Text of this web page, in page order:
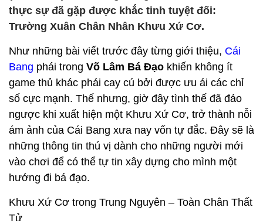
thực sự đã gặp được khắc tinh tuyệt đối:
Trường Xuân Chân Nhân Khưu Xứ Cơ.
Như những bài viết trước đây từng giới thiệu, Cái
Bang phái trong Võ Lâm Bá Đạo khiến không ít
game thủ khác phái cay cú bởi được ưu ái các chỉ
số cực mạnh. Thế nhưng, giờ đây tình thế đã đảo
ngược khi xuất hiện một Khưu Xứ Cơ, trở thành nỗi
ám ảnh của Cái Bang xưa nay vốn tự đắc. Đây sẽ là
những thông tin thú vị dành cho những người mới
vào chơi để có thể tự tin xây dựng cho mình một
hướng đi bá đạo.
Khưu Xứ Cơ trong Trung Nguyên – Toàn Chân Thất
Tử